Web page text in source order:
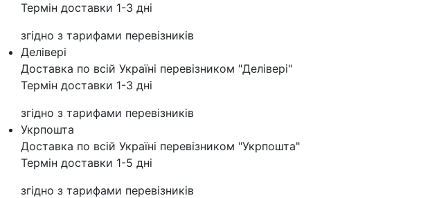
Термін доставки 1-3 дні
згідно з тарифами перевізників
Делівері
Доставка по всій Україні перевізником "Делівері"
Термін доставки 1-3 дні
згідно з тарифами перевізників
Укрпошта
Доставка по всій Україні перевізником "Укрпошта"
Термін доставки 1-5 дні
згідно з тарифами перевізників